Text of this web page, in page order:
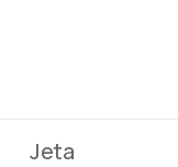
Jeta